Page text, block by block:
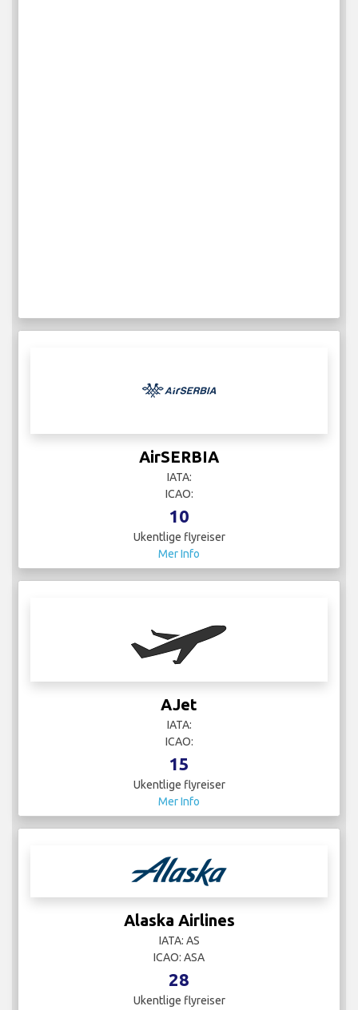
AirSERBIA
IATA:
ICAO:
10
Ukentlige flyreiser
Mer Info
AJet
IATA:
ICAO:
15
Ukentlige flyreiser
Mer Info
Alaska Airlines
IATA: AS
ICAO: ASA
28
Ukentlige flyreiser